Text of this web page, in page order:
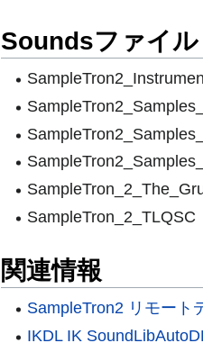
Soundsファイル
SampleTron_2_TLQSC
関連情報
SampleTron2 リモート
IKDL IK